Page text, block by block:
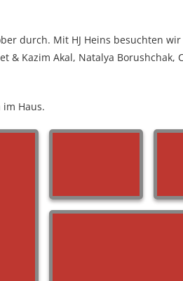
durch. Mit HJ Heins besuchten
Kazim Akal, Natalya
Haus.